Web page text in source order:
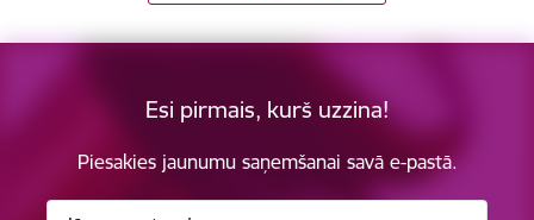
Esi pirmais, kurš uzzina!
Piesakies jaunumu saņemšanai savā e-pastā.